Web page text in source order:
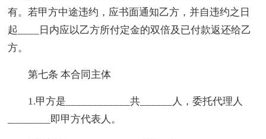
有。若甲方中途违约，应书面通知乙方，并自违约之日
起____日内应以乙方所付定金的双倍及已付款返还给乙
方。
第七条 本合同主体
1.甲方是____________共______人，委托代理人
________即甲方代表人。